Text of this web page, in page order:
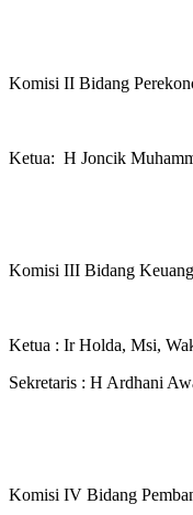
Komisi II Bidang
Ketua: H Joncik
Komisi III Bidang
Ketua : Ir Holda, Msi,
Sekretaris : H Ardhani
Komisi IV Bidang